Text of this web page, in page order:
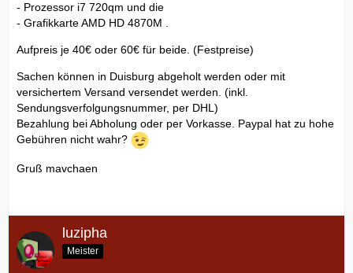
- Prozessor i7 720qm und die
- Grafikkarte AMD HD 4870M .
Aufpreis je 40€ oder 60€ für beide. (Festpreise)
Sachen können in Duisburg abgeholt werden oder mit
versichertem Versand versendet werden. (inkl.
Sendungsverfolgungsnummer, per DHL)
Bezahlung bei Abholung oder per Vorkasse. Paypal hat zu hohe
Gebühren nicht wahr?
Gruß mavchaen
luzipha
Meister